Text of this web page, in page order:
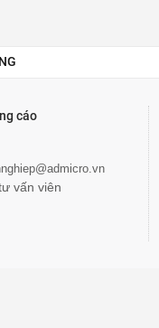
cáo
vấn viên